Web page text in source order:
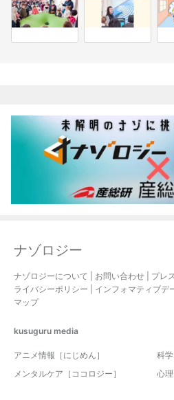
ナゾロジー
ナゾロジーについて お問い合わせ プレ
ライバシーポリシー
インフォマティブデ
マップ
kusuguru media
アニメ情報［にじめん］
科
メンタルケア［ココロジー］
心